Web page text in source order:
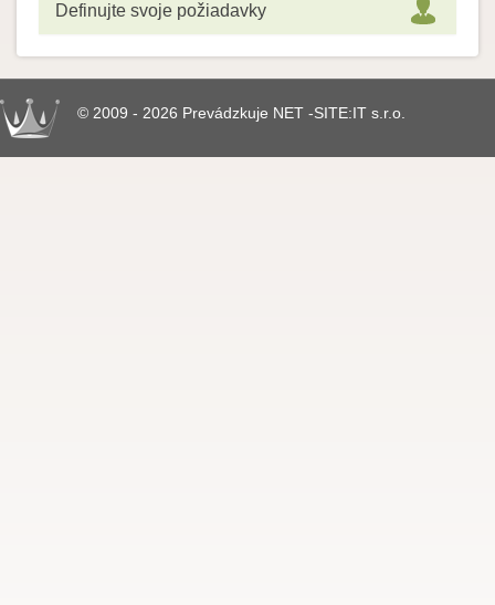
Definujte svoje požiadavky
© 2009 - 2026 Prevádzkuje NET -SITE:IT s.r.o.